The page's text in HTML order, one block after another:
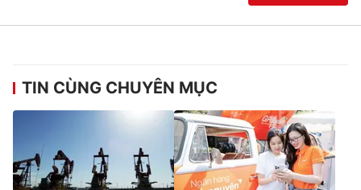
TIN CÙNG CHUYÊN MỤC